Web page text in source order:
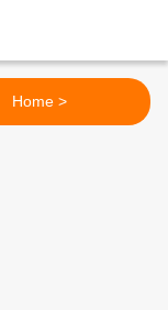
Home >